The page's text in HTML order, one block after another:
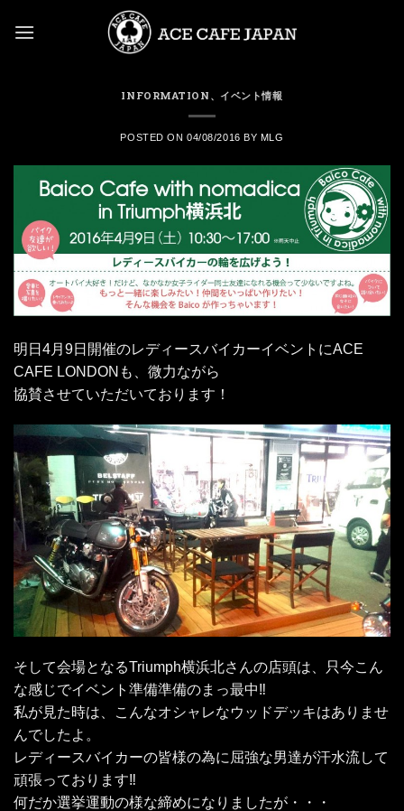
INFORMATION 、 イベント情報
POSTED ON04/08/2016 BY MLG
明日4月9日開催のレディースバイカーイベントにACE
CAFE LONDONも、微力ながら
協賛させていただいております！
そして会場となるTriumph横浜北さんの店頭は、只今こん
な感じでイベント準備準備のまっ最中‼
私が見た時は、こんなオシャレなウッドデッキはありませ
んでしたよ。
レディースバイカーの皆様の為に屈強な男達が汗水流して
頑張っております‼
何だか選挙運動の様な締めになりましたが・・・